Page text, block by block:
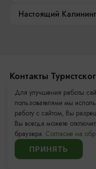
Настоящий
Контакты
информационного
+7 (4012) 555-
8 (800) 200-
info@visit-
Для улучшения работы
пользователями мы
работу с сайтом, Вы
Вы всегда можете
браузера. Согласие на
ПРИНЯТЬ